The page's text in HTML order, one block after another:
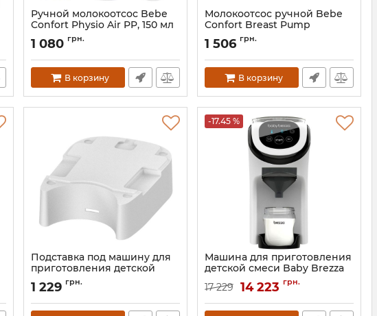
Ручной молокоотсос Bebe
Confort Physio Air PP, 150 мл
Артикул: 3101202200
1 080 грн.
В корзину
Молокоотсос ручной Bebe
Confort Breast Pump
Артикул:3101201000
1 506 грн.
В корзину
Подставка под машину для
приготовления детской
смеси Baby Brezza Formula
Pro Mini
Артикул:FRP00298
1 229 грн.
-17.45 %
Машина для приготовления
детской смеси Baby Brezza
Formula Pro Mini
Артикул: FRP0079
17 229 14 223 грн.